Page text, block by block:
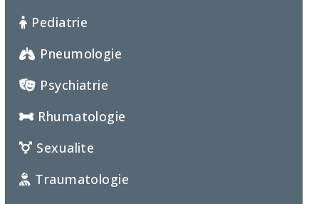
Pediatrie
Pneumologie
Psychiatrie
Rhumatologie
Sexualite
Traumatologie